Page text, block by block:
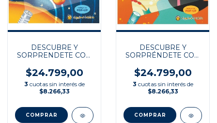
DESCUBRE Y
SORPRENDETE CON
$24.799,00
3 cuotas sin interés de
$8.266,33
DESCUBRE Y
SORPRÉNDETE CON
HUMANO
$24.799,00
3 cuotas sin interés de
$8.266,33